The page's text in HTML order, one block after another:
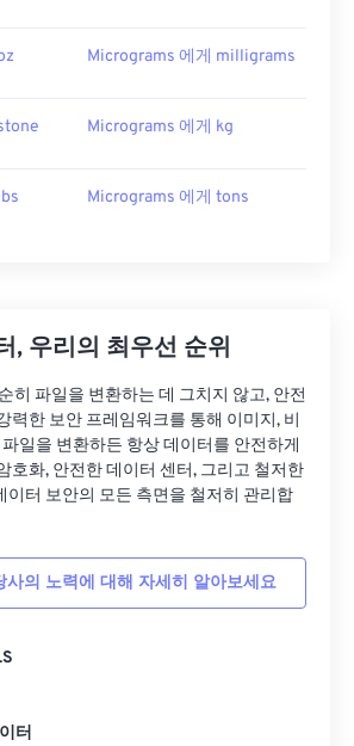
Micrograms 에게 milligrams
Micrograms 에게 kg
Micrograms 에게 tons
, 우리의 최우선 순위
히 파일을 변환하는 데 그치지 않고, 안전
력한 보안 프레임워크를 통해 이미지, 비
일을 변환하든 항상 데이터를 안전하게
호화, 안전한 데이터 센터, 그리고 철저한
이터 보안의 모든 측면을 철저히 관리합
사의 노력에 대해 자세히 알아보세요
터